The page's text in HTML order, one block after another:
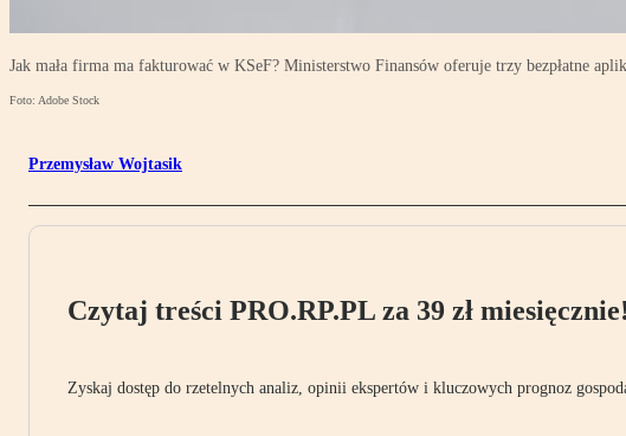
Jak mała firma ma fakturować w KSeF? Ministerstwo Finansów oferuje trzy bezpłatne
Foto: Adobe Stock
Przemysław Wojtasik
Czytaj treści PRO.RP.PL za 39 zł miesięcznie!
Zyskaj dostęp do rzetelnych analiz, opinii ekspertów i kluczowych prognoz